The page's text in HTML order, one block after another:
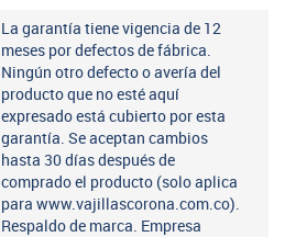
La garantía tiene vigencia de 12
meses por defectos de fábrica.
Ningún otro defecto o avería del
producto que no esté aquí
expresado está cubierto por esta
garantía. Se aceptan cambios
hasta 30 días después de
comprado el producto (solo aplica
para www.vajillascorona.com.co).
Respaldo de marca. Empresa